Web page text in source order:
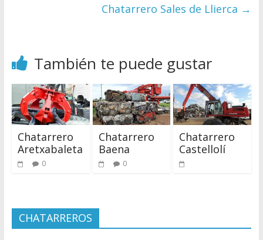
Chatarrero Sales de Llierca →
También te puede gustar
Chatarrero
Aretxabaleta
0
Chatarrero
Baena
0
Chatarrero
Castellolí
CHATARREROS